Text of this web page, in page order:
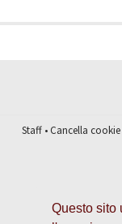
Questo sito
Staff•Cancella cookie